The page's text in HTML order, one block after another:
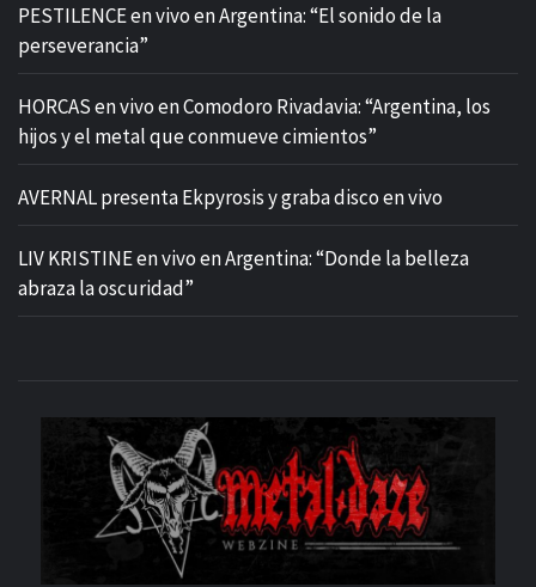
PESTILENCE en vivo en Argentina: “El sonido de la
perseverancia”
HORCAS en vivo en Comodoro Rivadavia: “Argentina, los
hijos y el metal que conmueve cimientos”
AVERNAL presenta Ekpyrosis y graba disco en vivo
LIV KRISTINE en vivo en Argentina: “Donde la belleza
abraza la oscuridad”